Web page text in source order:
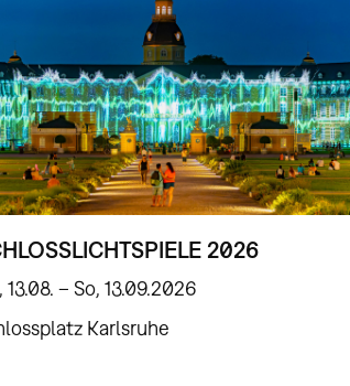
2026
13.08. – So, 13.09.2026
Karlsruhe